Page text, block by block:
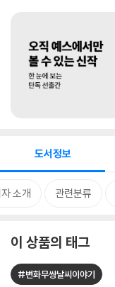
도서정보
소개 관련분류
이 상품의 태그
#변화무쌍날씨이야기